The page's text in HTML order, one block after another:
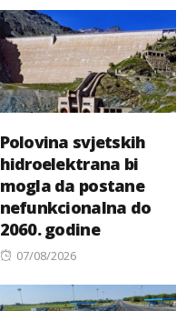
Polovina svjetskih
hidroelektrana bi
mogla da postane
nefunkcionalna do
2060. godine
Posted
07/08/2026